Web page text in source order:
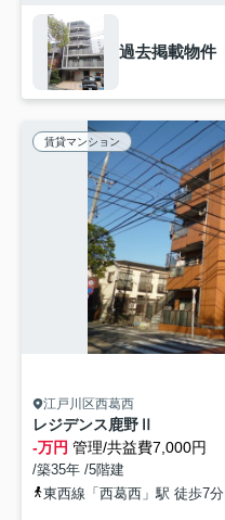
過去掲載物件
賃貸マンション
江戸川区西葛西
レジデンス鹿野Ⅱ
-万円 管理/共益費7,000円
/築35年 /5階建
東西線「西葛西」駅 徒歩7分